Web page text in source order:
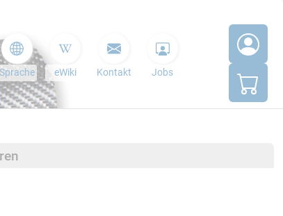
Sprache eWiki Kontakt Jobs